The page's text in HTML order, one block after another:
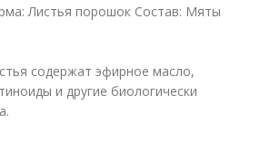
Листья порошок Состав: Мяты
содержат эфирное масло,
и другие биологически